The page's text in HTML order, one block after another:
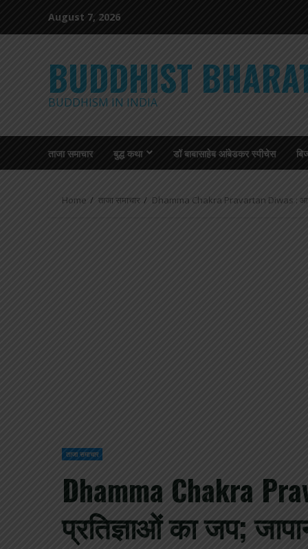
August 7, 2026
BUDDHIST
BUDDHISM IN INDIA
ताजा समाचार बुद्ध कथा डॉ बाबासाहेब आंबेडकर स्पीचेस
Home ताजा समाचार Dhamma Chakra Pravartan Diwas : आरंभ
ताजा समाचार
Dhamma Chakra
प्रतिज्ञाओं का जप;